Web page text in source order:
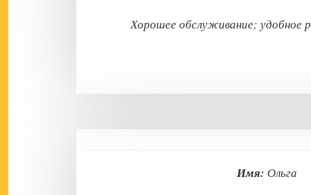
Хорошее обслуживание;
Имя: